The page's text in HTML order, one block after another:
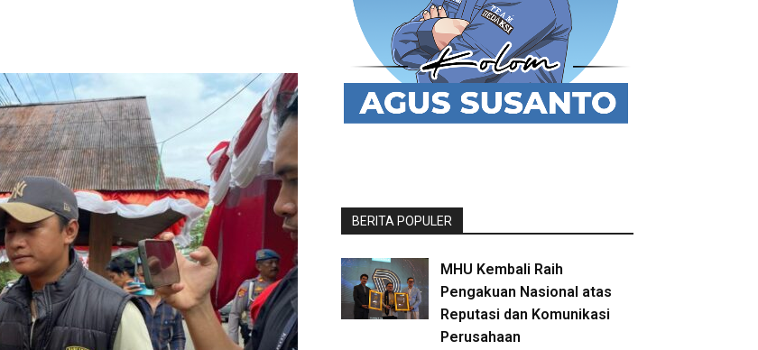
BERITA POPULER
MHU Kembali Raih
Pengakuan Nasional atas
Reputasi dan Komunikasi
Perusahaan